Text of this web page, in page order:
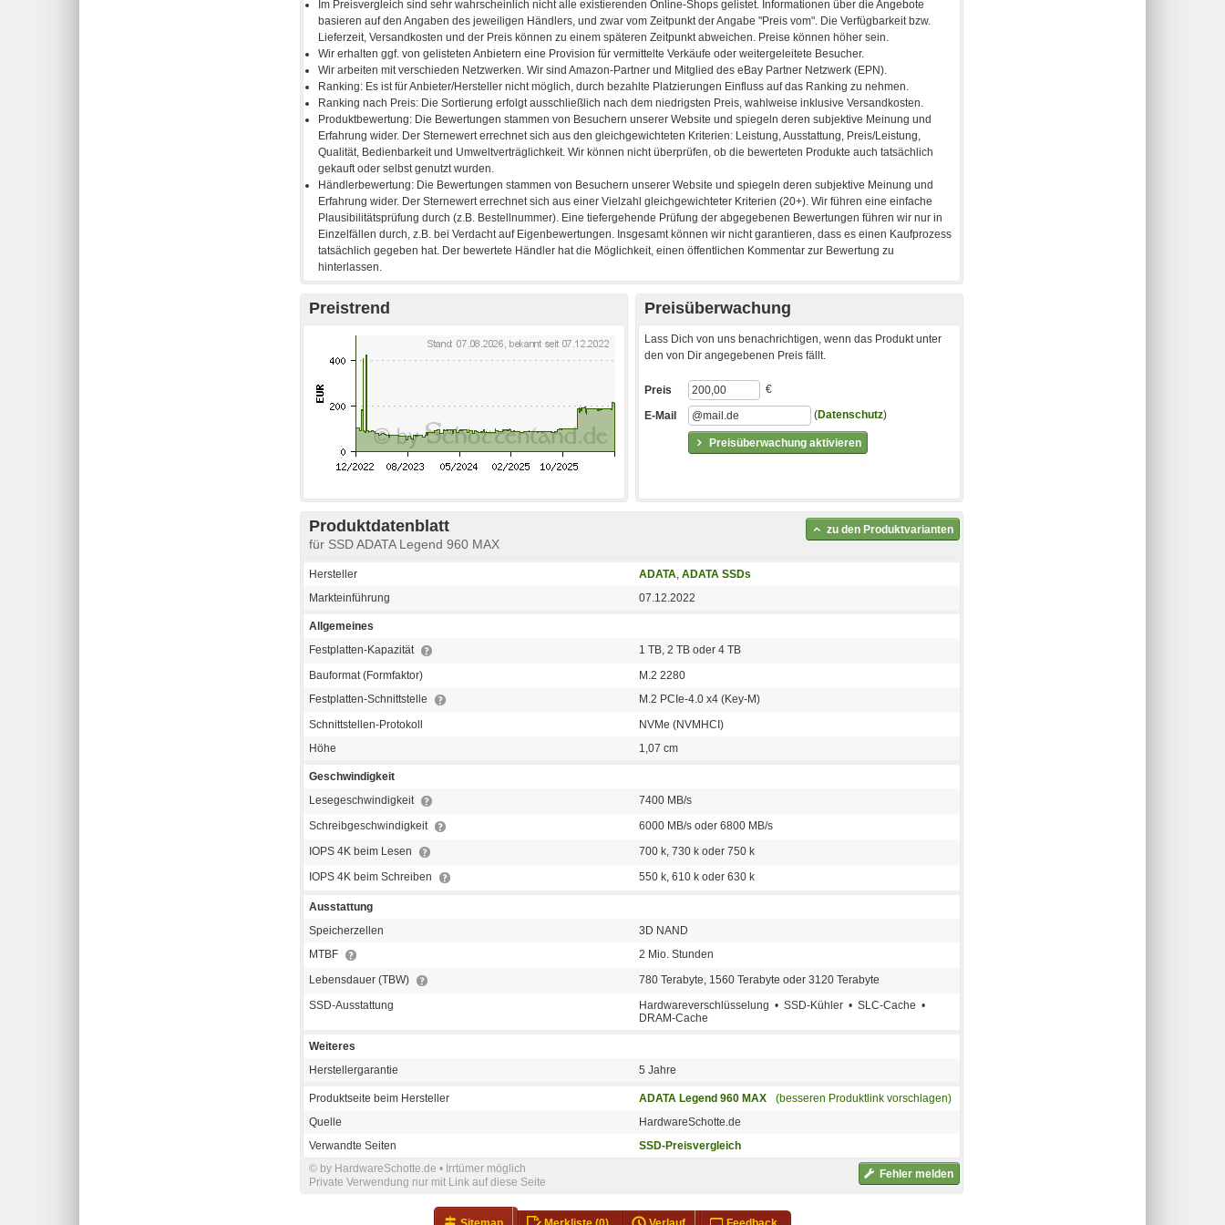
Preistrend Preisüberwachung
Lass Dich von uns benachrichtigen, wenn das Produkt unter
den von Dir angegebenen Preis fällt.
Preisüberwachung aktivieren
Preis €
E-Mail (Datenschutz)
Produktdatenblatt
für SSD ADATA Legend 960 MAX
zu den Produktvarianten
Hersteller ADATA, ADATA SSDs
Markteinführung
07.12.2022
Allgemeines
Festplatten-Kapazität
1 TB, 2 TB oder 4 TB
Bauformat (Formfaktor)
M.2 2280
Festplatten-Schnittstelle
M.2 PCIe-4.0 x4 (Key-M)
Schnittstellen-Protokoll
NVMe (NVMHCI)
Höhe
1,07 cm
Geschwindigkeit
Lesegeschwindigkeit
7400 MB/s
Schreibgeschwindigkeit
6000 MB/s oder 6800 MB/s
IOPS 4K beim Lesen
700 k, 730 k oder 750 k
IOPS 4K beim Schreiben
550 k, 610 k oder 630 k
Ausstattung
Speicherzellen
3D NAND
MTBF
2 Mio. Stunden
Lebensdauer (TBW)
780 Terabyte, 1560 Terabyte oder 3120 Terabyte
SSD-Ausstattung
Hardwareverschlüsselung • SSD-Kühler • SLC-Cache •
DRAM-Cache
Weiteres
Herstellergarantie
5 Jahre
Produktseite beim Hersteller ADATA Legend 960 MAX
(besseren Produktlink vorschlagen)
Quelle
HardwareSchotte.de
Verwandte Seiten
SSD-Preisvergleich
Fehler melden
© by HardwareSchotte.de • Irrtümer möglich
Private Verwendung nur mit Link auf diese Seite